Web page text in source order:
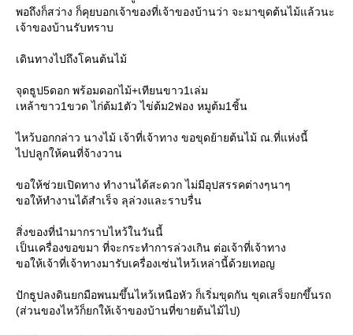
พอถึงก็สว่าง ก็คุยบอกเจ้าของที่เจ้าของบ้านว่า จะมาขุดต้นไม้แล้วนะ
เจ้าของบ้านรับทราบ
เดินทางไปถึงโคนต้นไม้
จุดธูป5ดอก พร้อมดอกไม้+เทียนขาว1เล่ม
เหล้าขาว1ขวด ไก่ต้ม1ตัว ไข่ต้ม2ฟอง หมูต้ม1ชิ้น
ไหว้บอกกล่าว นางไม้ เจ้าที่เจ้าทาง ขอขุดย้ายต้นไม้ ณ.ที่แห่งนี้
ไปปลูกให้คนที่จ้างวาน
ขอให้ช่วยเปิดทาง ทำงานได้สะดวก ไม่มีอุปสรรคต่างๆนาๆ
ขอให้ทำงานได้สำเร็จ ลุล่วงและราบรื่น
สิ่งของที่นำมากราบไหว้ในวันนี้
เป็นเครื่องขอขมา ที่จะกระทำการล่วงเกิน ต่อเจ้าที่เจ้าทาง
ขอให้เจ้าที่เจ้าทางมารับเครื่องเซ่นไหว้เหล่านี้ด้วยเทอญ
ปักธูปลงดินยกมือพนมขึ้นไหว้เหนือหัว ก็เริ่มขุดกัน ขุดเสร็จยกขึ้นรถ
(ส่วนของไหว้ก็ยกให้เจ้าของบ้านที่ขายต้นไม้ไป)